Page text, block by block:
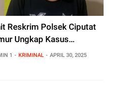
Reskrim Polsek Ciputat
Ungkap Kasus
Tangkap Residivis
1 KRIMINAL APRIL 30, 2025